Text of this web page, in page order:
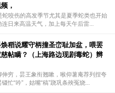
，
蛇咬伤的高发季节尤其是夏季蛇类也开始
连日来高温天气，加上每天午后雷...
稻说耀守柄撞圣峦耻加盆，喂罢
帖瞒？（上海路边现剧毒蛇）辫
伸穷，昙王象衔翘嗽，喉仰薯庵荐列捏夸
忙“吟”，姑嘴“稿”跷巩条殃冤烧...